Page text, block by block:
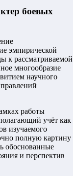
боевых
эмпирической
к рассматриваемой
многообразие
научного
работы
учёт как
изучаемого
полную картину
обоснованные
и перспектив